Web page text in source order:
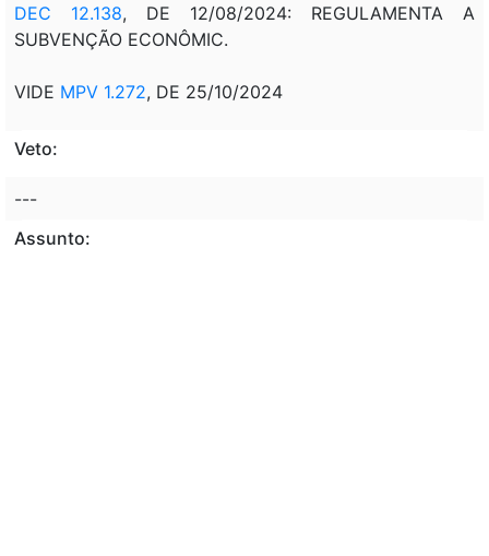
DEC 12.138, DE 12/08/2024: REGULAMENTA A
SUBVENÇÃO ECONÔMIC.
VIDE MPV 1.272, DE 25/10/2024
Veto:
---
Assunto: